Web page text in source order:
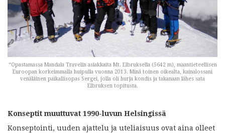
“Opastamassa Mandala Travelin asiakkaita Mt. Elbruksella (5642 m), maantieteellisen
Euroopan korkeimmalla huipulla vuonna 2013. Minä toinen oikealta, kainalossani
venäläinen paikallisopas Sergei, jolla oli hurja kondis ja takanaan lähes sata
Elbruksen topitusta.
Konseptit muuttuvat 1990-luvun Helsingissä
Konseptointi, uuden ajattelu ja uteliaisuus ovat aina olleet